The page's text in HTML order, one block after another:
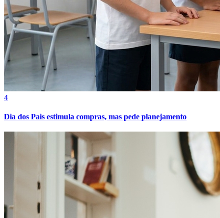
Vitória
4
Dia dos Pais estimula compras, mas pede planejamento